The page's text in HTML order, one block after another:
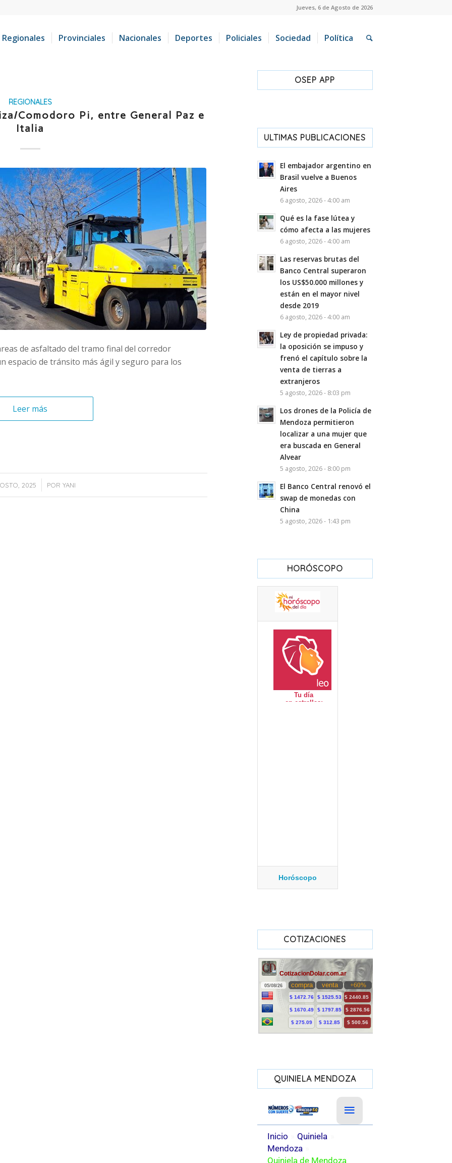
Jueves, 6 de Agosto de 2026
Regionales Provinciales Nacionales Deportes Policiales Sociedad Política
REGIONALES
Comodoro Pi, entre General Paz e
Italia
de asfaltado del tramo final del corredor
espacio de tránsito más ágil y seguro para los
Leer más
2025
/ PORYANI
OSEP APP
ULTIMAS PUBLICACIONES
El embajador argentino en
Brasil vuelve a Buenos
Aires
6 agosto, 2026 - 4:00 am
Qué es la fase lútea y
cómo afecta a las mujeres
6 agosto, 2026 - 4:00 am
Las reservas brutas del
Banco Central superaron
los US$50.000 millones y
están en el mayor nivel
desde 2019
6 agosto, 2026 - 4:00 am
Ley de propiedad privada:
la oposición se impuso y
frenó el capítulo sobre la
venta de tierras a
extranjeros
5 agosto, 2026 - 8:03 pm
Los drones de la Policía de
Mendoza permitieron
localizar a una mujer que
era buscada en General
Alvear
5 agosto, 2026 - 8:00 pm
El Banco Central renovó el
swap de monedas con
China
5 agosto, 2026 - 1:43 pm
HORÓSCOPO
Horóscopo
COTIZACIONES
QUINIELA MENDOZA